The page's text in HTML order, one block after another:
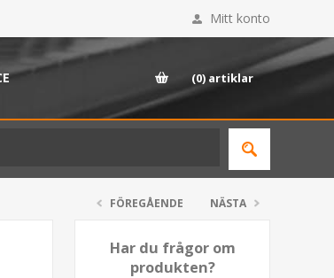
Mitt konto
(0) artiklar
FÖREGÅENDE NÄSTA
Har du frågor om
produkten?